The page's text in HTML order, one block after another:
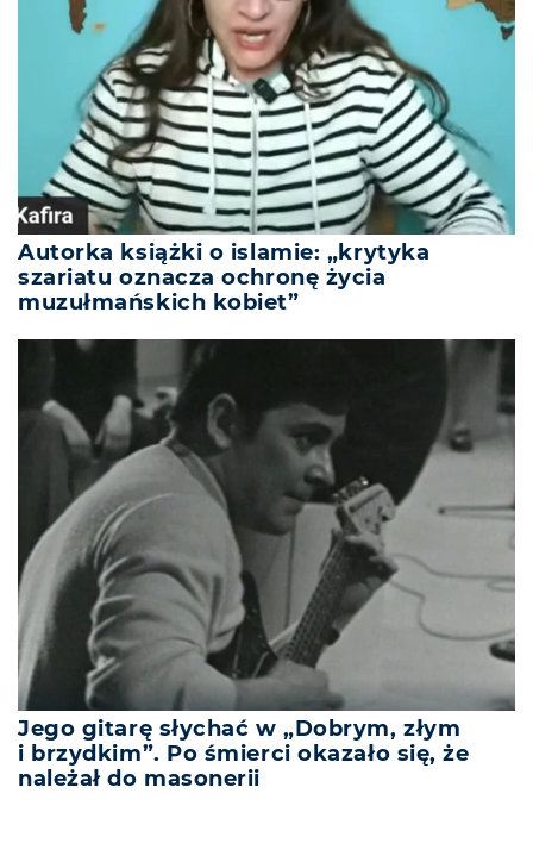
Autorka książki o islamie: „krytyka
szariatu oznacza ochronę życia
muzułmańskich kobiet”
Jego gitarę słychać w „Dobrym, złym
i brzydkim”. Po śmierci okazało się, że
należał do masonerii